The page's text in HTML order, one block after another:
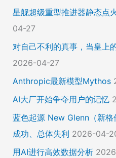
星舰超级重型推进器静态点
04-27
对自己不利的真事，当皇上
2026-04-27
Anthropic最新模型Mythos
AI大厂开始争夺用户的记忆
蓝色起源 New Glenn（新
成功、总体失利 2026-04-
用AI进行高效数据分析